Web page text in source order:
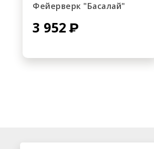
Фейерверк "Басалай"
3 952